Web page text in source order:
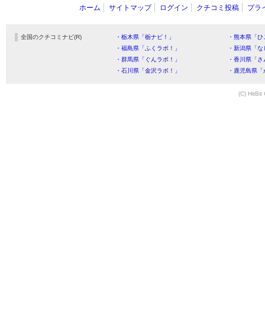
ホーム サイトマップ ログイン クチコミ投稿 プラ
全国のクチコミナビ(R) ・栃木県「栃ナビ！」
・熊本県「
・福島県「ふくラボ！」
・新潟県「
・群馬県「ぐんラボ！」
・香川県「
・石川県「金沢ラボ！」
・鹿児島県
(C) HitBit